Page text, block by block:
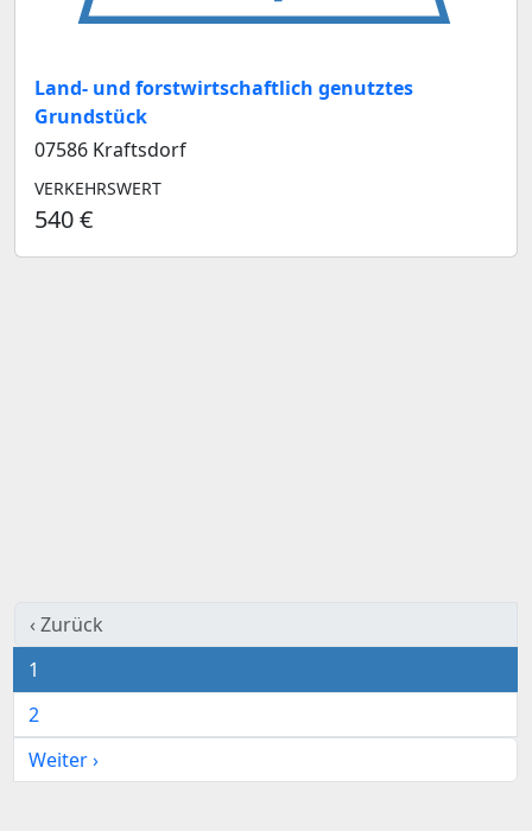
Land- und forstwirtschaftlich genutztes
Grundstück
07586 Kraftsdorf
VERKEHRSWERT
540 €
‹ Zurück
1
2
Weiter ›